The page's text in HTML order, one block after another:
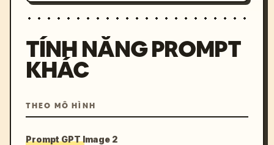
TÍNH NĂNG PROMPT
KHÁC
THEO MÔ HÌNH
Prompt GPT Image 2